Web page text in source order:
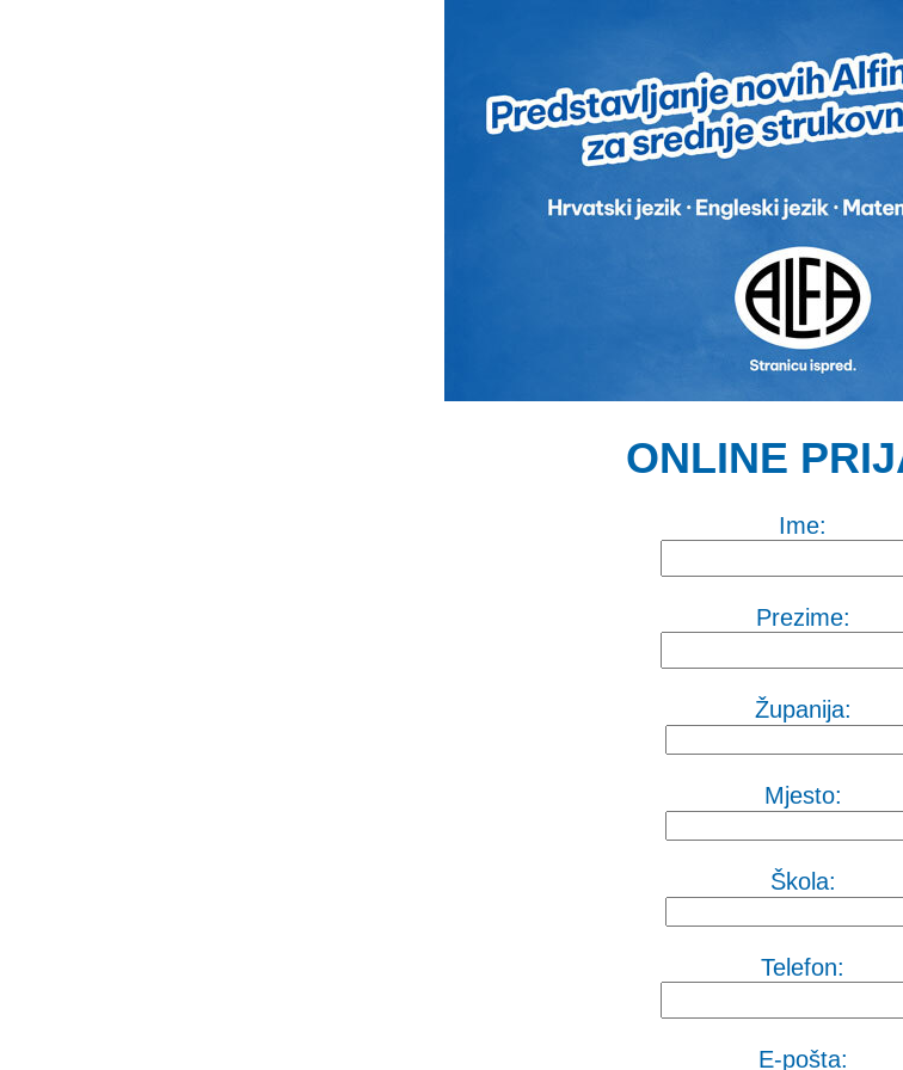
ONLINE
Ime:
Prezime:
Županija:
Mjesto:
Škola:
Telefon:
E-pošta: